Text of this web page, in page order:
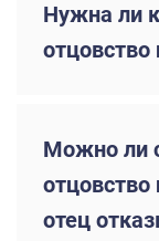
Нужна ли
отцовство
Можно ли
отцовство
отец